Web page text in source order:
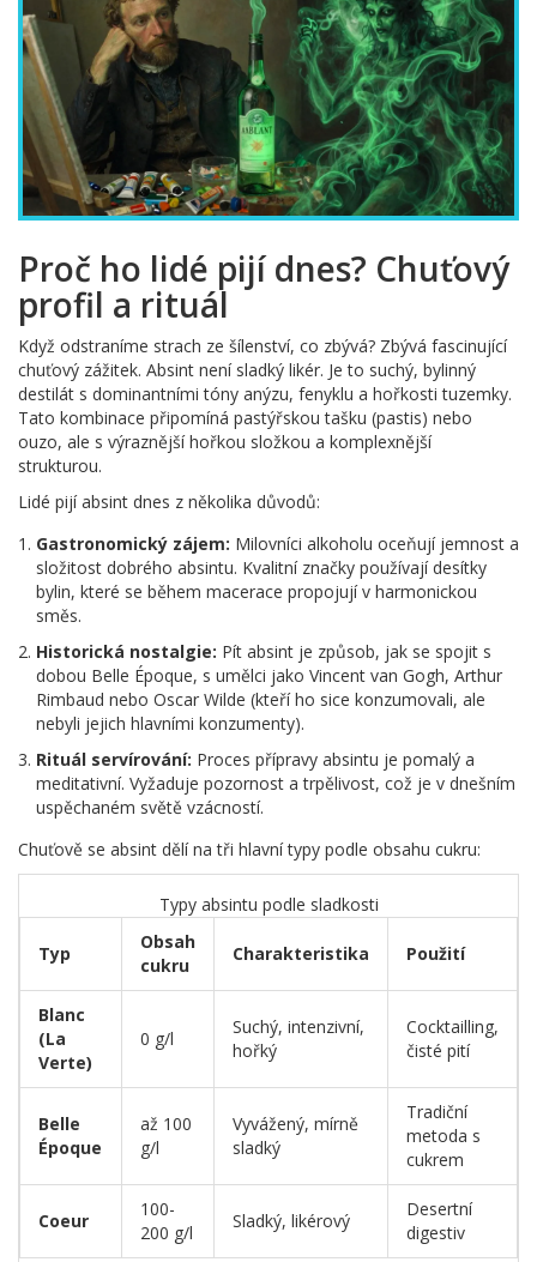
Proč ho lidé pijí dnes? Chuťový
profil a rituál
Když odstraníme strach ze šílenství, co zbývá? Zbývá fascinující
chuťový zážitek. Absint není sladký likér. Je to suchý, bylinný
destilát s dominantními tóny anýzu, fenyklu a hořkosti tuzemky.
Tato kombinace připomíná pastýřskou tašku (pastis) nebo
ouzo, ale s výraznější hořkou složkou a komplexnější
strukturou.
Lidé pijí absint dnes z několika důvodů:
Gastronomický zájem: Milovníci alkoholu oceňují jemnost a
složitost dobrého absintu. Kvalitní značky používají desítky
bylin, které se během macerace propojují v harmonickou
směs.
Historická nostalgie: Pít absint je způsob, jak se spojit s
dobou Belle Époque, s umělci jako Vincent van Gogh, Arthur
Rimbaud nebo Oscar Wilde (kteří ho sice konzumovali, ale
nebyli jejich hlavními konzumenty).
Rituál servírování: Proces přípravy absintu je pomalý a
meditativní. Vyžaduje pozornost a trpělivost, což je v dnešním
uspěchaném světě vzácností.
Chuťově se absint dělí na tři hlavní typy podle obsahu cukru:
Typy absintu podle sladkosti
Typ
Obsah
cukru
Charakteristika Použití
Blanc
(La
Verte)
0 g/l
Suchý, intenzivní,
hořký
Cocktailling,
čisté pití
Belle
Époque
až 100
g/l
Vyvážený, mírně
sladký
Tradiční
metoda s
cukrem
Coeur
100-
200 g/l
Sladký, likérový
Desertní
digestiv